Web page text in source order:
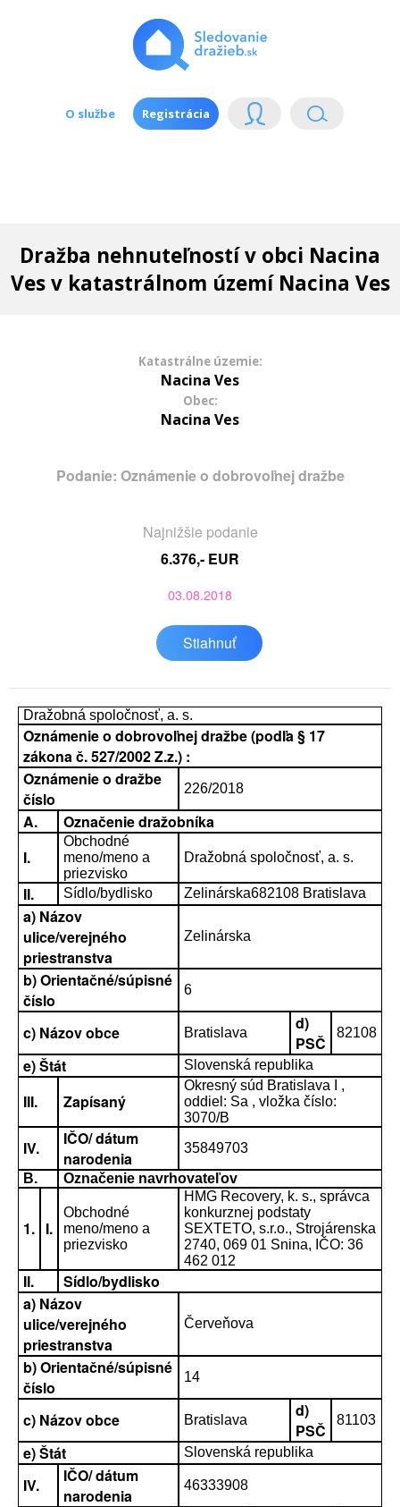
O službe Registrácia
Dražba nehnuteľností v obci Nacina
Ves v katastrálnom území Nacina Ves
Katastrálne územie:
Nacina Ves
Obec:
Nacina Ves
Podanie: Oznámenie o dobrovoľnej dražbe
Najnižšie podanie
6.376,- EUR
03.08.2018
Stiahnuť
Dražobná spoločnosť, a. s.
Oznámenie o dobrovoľnej dražbe (podľa § 17
zákona č. 527/2002 Z.z.) :
Oznámenie o dražbe
číslo
226/2018
A.
Označenie dražobníka
I.
Obchodné
meno/meno a
priezvisko
Dražobná spoločnosť, a. s.
II. Sídlo/bydlisko Zelinárska682108 Bratislava
a) Názov
ulice/verejného
priestranstva
Zelinárska
b) Orientačné/súpisné
číslo
6
c) Názov obce Bratislava
d)
PSČ
82108
e) Štát Slovenská republika
III. Zapísaný
Okresný súd Bratislava I ,
oddiel: Sa , vložka číslo:
3070/B
IV.
IČO/ dátum
narodenia
35849703
B.
Označenie navrhovateľov
1. I.
Obchodné
meno/meno a
priezvisko
HMG Recovery, k. s., správca
konkurznej podstaty
SEXTETO, s.r.o., Strojárenska
2740, 069 01 Snina, IČO: 36
462 012
II.
Sídlo/bydlisko
a) Názov
ulice/verejného
priestranstva
Červeňova
b) Orientačné/súpisné
číslo
14
c) Názov obce Bratislava
d)
PSČ
81103
e) Štát Slovenská republika
IV.
IČO/ dátum
narodenia
46333908